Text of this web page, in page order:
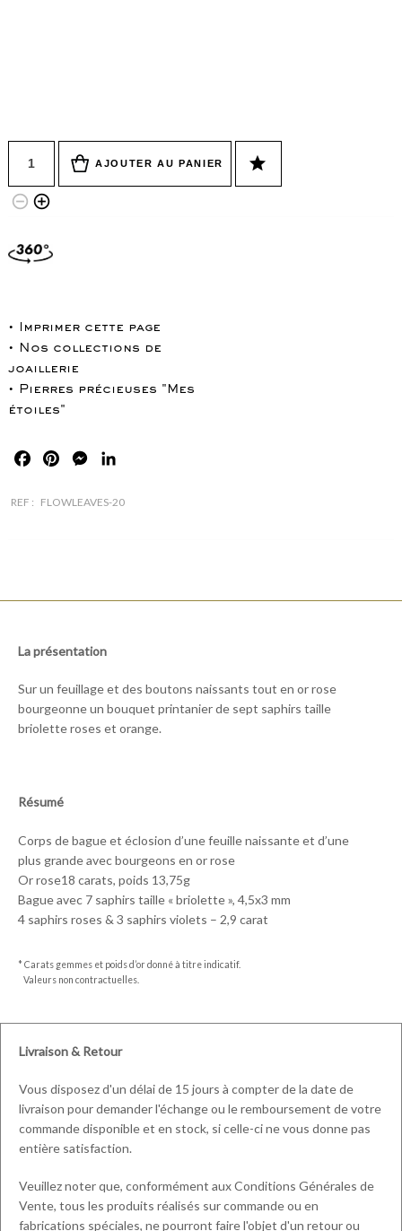
AJOUTER AU PANIER star
remove_circle_outline add_circle_outline
• Imprimer cette page
• Nos collections de
joaillerie
• Pierres précieuses "Mes
étoiles"
FacebookPinterestMessenger
REF : FLOWLEAVES-20
La présentation
Sur un feuillage et des boutons naissants tout en or rose
bourgeonne un bouquet printanier de sept saphirs taille
briolette roses et orange.
Résumé
Corps de bague et éclosion d’une feuille naissante et d’une
plus grande avec bourgeons en or rose
Or rose18 carats, poids 13,75g
Bague avec 7 saphirs taille « briolette », 4,5x3 mm
4 saphirs roses & 3 saphirs violets – 2,9 carat
* Carats gemmes et poids d’or donné à titre indicatif.
Valeurs non contractuelles.
Livraison & Retour
Vous disposez d'un délai de 15 jours à compter de la date de
livraison pour demander l'échange ou le remboursement de votre
commande disponible et en stock, si celle-ci ne vous donne pas
entière satisfaction.
Veuillez noter que, conformément aux Conditions Générales de
Vente, tous les produits réalisés sur commande ou en
fabrications spéciales, ne pourront faire l'objet d'un retour ou